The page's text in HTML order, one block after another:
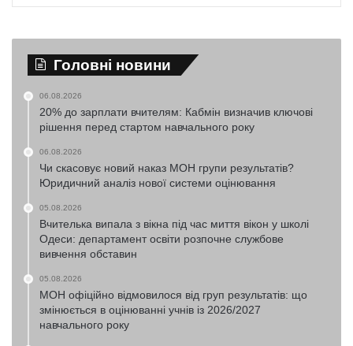
Головні новини
06.08.2026
20% до зарплати вчителям: Кабмін визначив ключові
рішення перед стартом навчального року
06.08.2026
Чи скасовує новий наказ МОН групи результатів?
Юридичний аналіз нової системи оцінювання
05.08.2026
Вчителька випала з вікна під час миття вікон у школі
Одеси: департамент освіти розпочне службове
вивчення обставин
05.08.2026
МОН офіційно відмовилося від груп результатів: що
змінюється в оцінюванні учнів із 2026/2027
навчального року